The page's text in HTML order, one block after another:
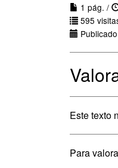
1 pág. /
595
Este texto
Para